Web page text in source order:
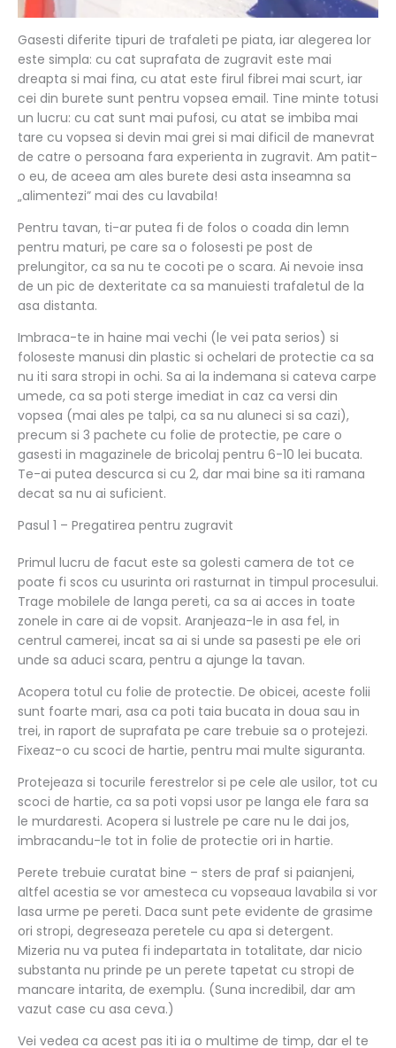
Gasesti diferite tipuri de trafaleti pe piata, iar alegerea lor
este simpla: cu cat suprafata de zugravit este mai
dreapta si mai fina, cu atat este firul fibrei mai scurt, iar
cei din burete sunt pentru vopsea email. Tine minte totusi
un lucru: cu cat sunt mai pufosi, cu atat se imbiba mai
tare cu vopsea si devin mai grei si mai dificil de manevrat
de catre o persoana fara experienta in zugravit. Am patit-
o eu, de aceea am ales burete desi asta inseamna sa
„alimentezi” mai des cu lavabila!
Pentru tavan, ti-ar putea fi de folos o coada din lemn
pentru maturi, pe care sa o folosesti pe post de
prelungitor, ca sa nu te cocoti pe o scara. Ai nevoie insa
de un pic de dexteritate ca sa manuiesti trafaletul de la
asa distanta.
Imbraca-te in haine mai vechi (le vei pata serios) si
foloseste manusi din plastic si ochelari de protectie ca sa
nu iti sara stropi in ochi. Sa ai la indemana si cateva carpe
umede, ca sa poti sterge imediat in caz ca versi din
vopsea (mai ales pe talpi, ca sa nu aluneci si sa cazi),
precum si 3 pachete cu folie de protectie, pe care o
gasesti in magazinele de bricolaj pentru 6-10 lei bucata.
Te-ai putea descurca si cu 2, dar mai bine sa iti ramana
decat sa nu ai suficient.
Pasul 1 – Pregatirea pentru zugravit
Primul lucru de facut este sa golesti camera de tot ce
poate fi scos cu usurinta ori rasturnat in timpul procesului.
Trage mobilele de langa pereti, ca sa ai acces in toate
zonele in care ai de vopsit. Aranjeaza-le in asa fel, in
centrul camerei, incat sa ai si unde sa pasesti pe ele ori
unde sa aduci scara, pentru a ajunge la tavan.
Acopera totul cu folie de protectie. De obicei, aceste folii
sunt foarte mari, asa ca poti taia bucata in doua sau in
trei, in raport de suprafata pe care trebuie sa o protejezi.
Fixeaz-o cu scoci de hartie, pentru mai multe siguranta.
Protejeaza si tocurile ferestrelor si pe cele ale usilor, tot cu
scoci de hartie, ca sa poti vopsi usor pe langa ele fara sa
le murdaresti. Acopera si lustrele pe care nu le dai jos,
imbracandu-le tot in folie de protectie ori in hartie.
Perete trebuie curatat bine – sters de praf si paianjeni,
altfel acestia se vor amesteca cu vopseaua lavabila si vor
lasa urme pe pereti. Daca sunt pete evidente de grasime
ori stropi, degreseaza peretele cu apa si detergent.
Mizeria nu va putea fi indepartata in totalitate, dar nicio
substanta nu prinde pe un perete tapetat cu stropi de
mancare intarita, de exemplu. (Suna incredibil, dar am
vazut case cu asa ceva.)
Vei vedea ca acest pas iti ia o multime de timp, dar el te